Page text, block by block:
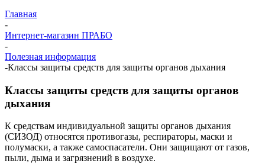
Главная
-
Интернет-магазин ПРАБО
-
Полезная информация
-Классы защиты средств для защиты органов дыхания
Классы защиты средств для защиты органов
дыхания
К средствам индивидуальной защиты органов дыхания
(СИЗОД) относятся противогазы, респираторы, маски и
полумаски, а также самоспасатели. Они защищают от газов,
пыли, дыма и загрязнений в воздухе.